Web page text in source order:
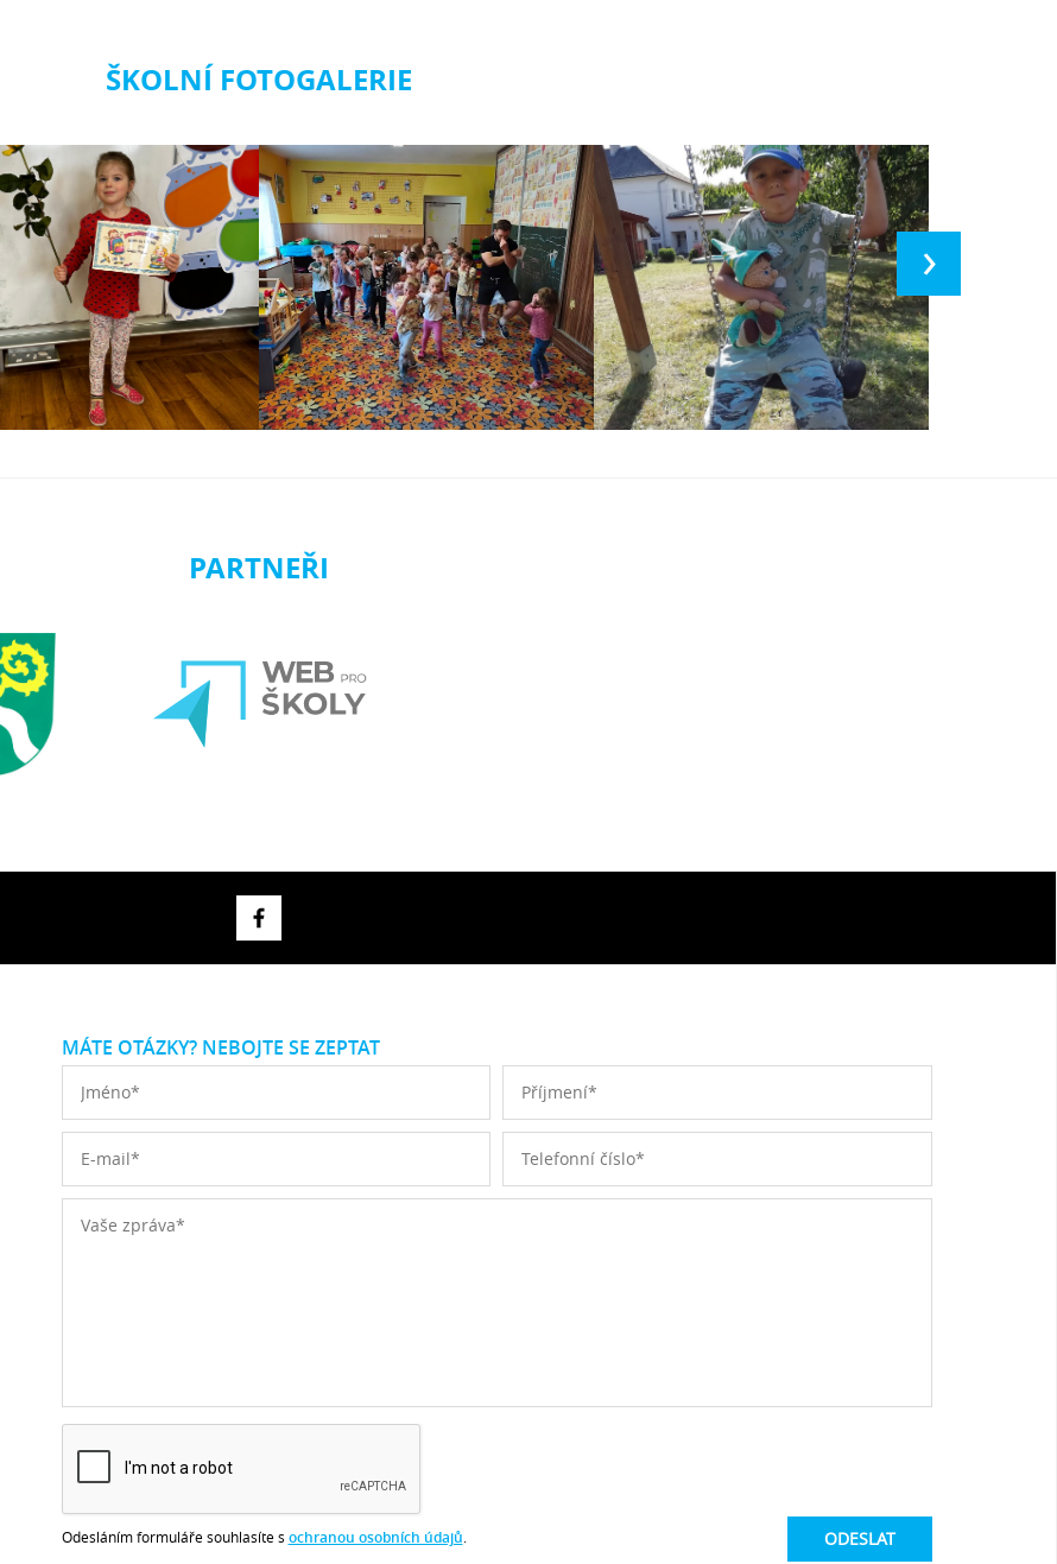
ŠKOLNÍ FOTOGALERIE
PARTNEŘI
MÁTE OTÁZKY? NEBOJTE SE ZEPTAT
Odesláním formuláře souhlasíte s ochranou osobních údajů